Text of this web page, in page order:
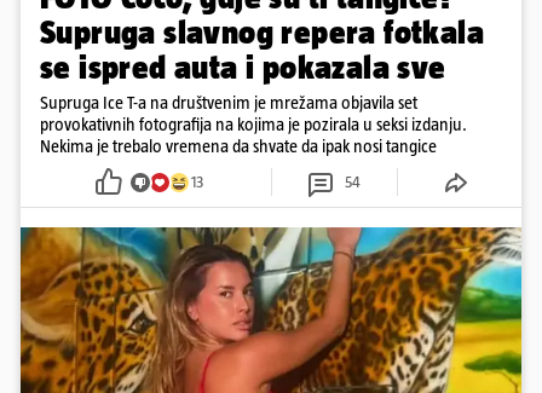
Supruga slavnog repera fotkala
se ispred auta i pokazala sve
Supruga Ice T-a na društvenim je mrežama objavila set
provokativnih fotografija na kojima je pozirala u seksi izdanju.
Nekima je trebalo vremena da shvate da ipak nosi tangice
13 54